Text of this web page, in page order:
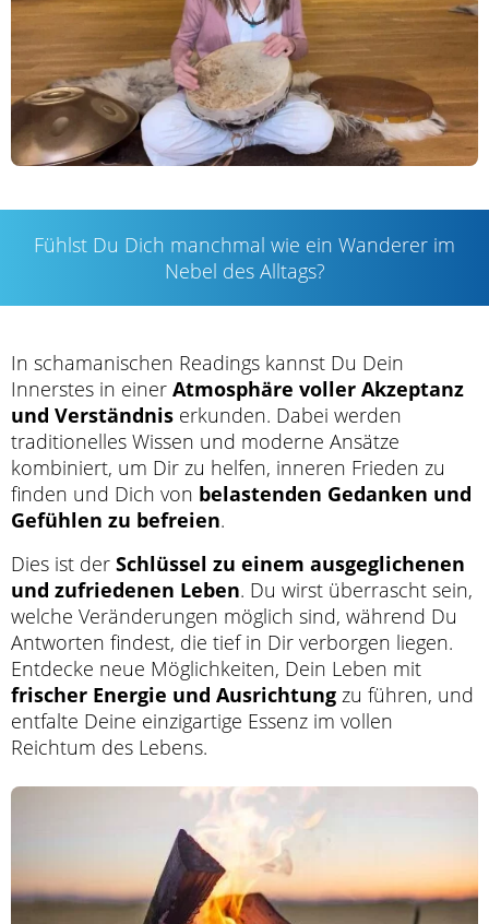
Fühlst Du Dich manchmal wie ein Wanderer im
Nebel des Alltags?
In schamanischen Readings kannst Du Dein
Innerstes in einer Atmosphäre voller Akzeptanz
und Verständnis erkunden. Dabei werden
traditionelles Wissen und moderne Ansätze
kombiniert, um Dir zu helfen, inneren Frieden zu
finden und Dich von belastenden Gedanken und
Gefühlen zu befreien.
Dies ist der Schlüssel zu einem ausgeglichenen
und zufriedenen Leben. Du wirst überrascht sein,
welche Veränderungen möglich sind, während Du
Antworten findest, die tief in Dir verborgen liegen.
Entdecke neue Möglichkeiten, Dein Leben mit
frischer Energie und Ausrichtung zu führen, und
entfalte Deine einzigartige Essenz im vollen
Reichtum des Lebens.